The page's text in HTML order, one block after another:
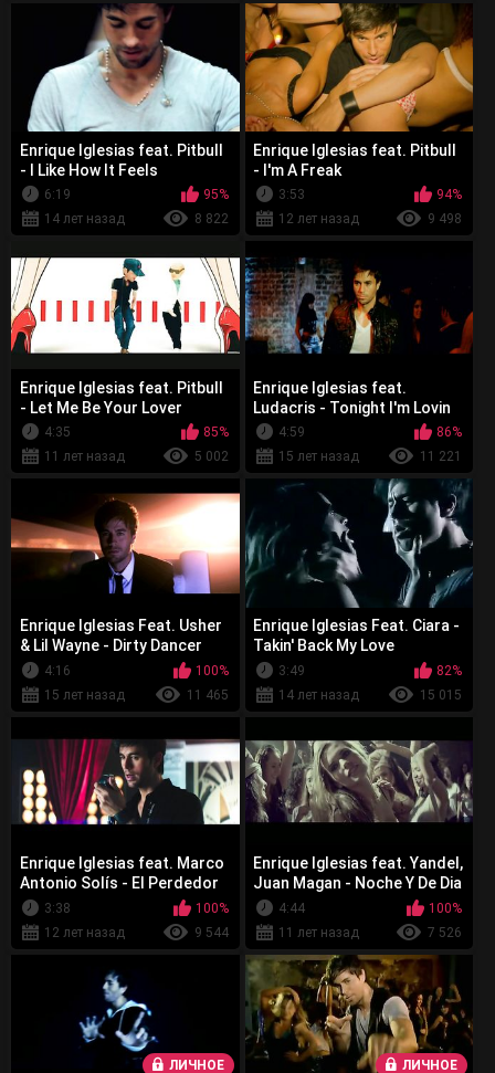
Enrique Iglesias feat. Pitbull
- I Like How It Feels
6:19
95%
14 лет назад
8 822
Enrique Iglesias feat. Pitbull
- I'm A Freak
3:53
94%
12 лет назад
9 498
Enrique Iglesias feat. Pitbull
- Let Me Be Your Lover
4:35
85%
11 лет назад
5 002
Enrique Iglesias feat.
Ludacris - Tonight I'm Lovin
You4:59
86%
15 лет назад
11 221
Enrique Iglesias Feat. Usher
& Lil Wayne - Dirty Dancer
4:16
100%
15 лет назад
11 465
Enrique Iglesias Feat. Ciara -
Takin' Back My Love
3:49
82%
14 лет назад
15 015
Enrique Iglesias feat. Marco
Antonio Solís - El Perdedor
3:38
100%
12 лет назад
9 544
Enrique Iglesias feat. Yandel,
Juan Magan - Noche Y De Dia
4:44
100%
11 лет назад
7 526
ЛИЧНОЕ ЛИЧНОЕ